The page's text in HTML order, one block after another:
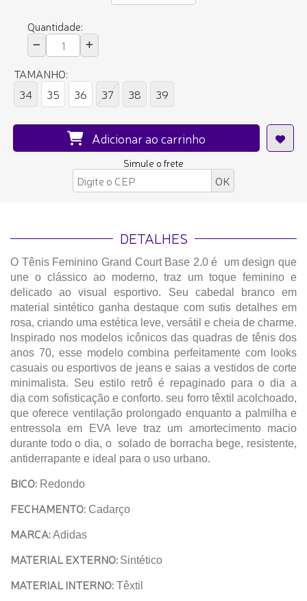
Quantidade:
TAMANHO:
34
35 36 37 38 39
Adicionar ao carrinho
Simule o frete
DETALHES
O Tênis Feminino Grand Court Base 2.0 é um design que
une o clássico ao moderno, traz um toque feminino e
delicado ao visual esportivo. Seu cabedal branco em
material sintético ganha destaque com sutis detalhes em
rosa, criando uma estética leve, versátil e cheia de charme.
Inspirado nos modelos icônicos das quadras de tênis dos
anos 70, esse modelo combina perfeitamente com looks
casuais ou esportivos de jeans e saias a vestidos de corte
minimalista. Seu estilo retrô é repaginado para o dia a
dia com sofisticação e conforto. seu forro têxtil acolchoado,
que oferece ventilação prolongado enquanto a palmilha e
entressola em EVA leve traz um amortecimento macio
durante todo o dia, o solado de borracha bege, resistente,
antiderrapante e ideal para o uso urbano.
BICO: Redondo
FECHAMENTO: Cadarço
MARCA:Adidas
MATERIAL EXTERNO: Sintético
MATERIAL INTERNO: Têxtil